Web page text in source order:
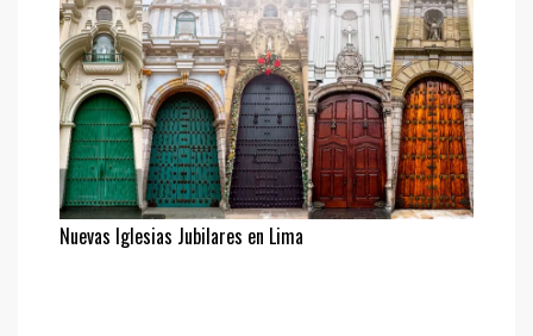
Nuevas Iglesias Jubilares en Lima